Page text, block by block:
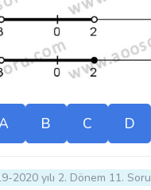
B C D
2020 yılı 2. Dönem 11. Soru